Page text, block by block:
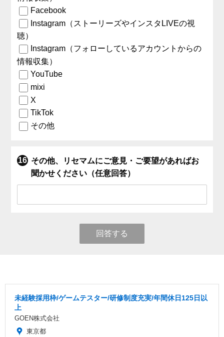
Facebook
Instagram（ストーリーズやインスタLIVEの視
聴）
Instagram（フォローしているアカウントからの
情報収集）
YouTube
mixi
X
TikTok
その他
その他、リセマムにご意見・ご要望があればお
聞かせください（任意回答）
回答する
未経験採用枠/ゲームテスター/研修制度充実/年間休日125日以
上
GOEN株式会社
東京都